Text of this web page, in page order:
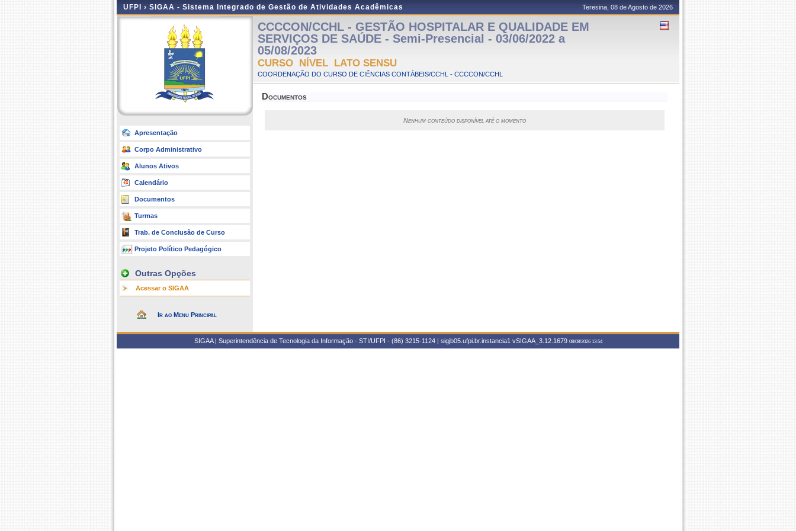
UFPI › SIGAA - Sistema Integrado de Gestão de Atividades Acadêmicas Teresina, 08 de Agosto de 2026
Apresentação
Corpo Administrativo
Alunos Ativos
Calendário
Documentos
Turmas
Trab. de Conclusão de Curso
Projeto Político Pedagógico
Outras Opções
Acessar o SIGAA
Ir ao Menu Principal
CCCCON/CCHL - GESTÃO HOSPITALAR E QUALIDADE EM
SERVIÇOS DE SAÚDE - Semi-Presencial - 03/06/2022 a
05/08/2023
CURSO NÍVEL LATO SENSU
COORDENAÇÃO DO CURSO DE CIÊNCIAS CONTÁBEIS/CCHL - CCCCON/CCHL
Documentos
Nenhum conteúdo disponível até o momento
SIGAA | Superintendência de Tecnologia da Informação - STI/UFPI - (86) 3215-1124 | sigjb05.ufpi.br.instancia1 vSIGAA_3.12.1679 08/08/2026 13:54